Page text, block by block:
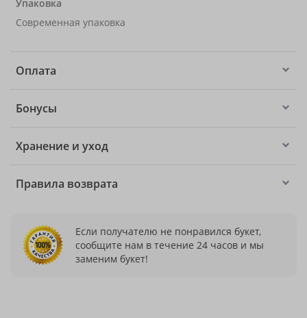
Упаковка
Современная упаковка
Оплата
Бонусы
Хранение и уход
Правила возврата
Если получателю не понравился букет,
сообщите нам в течение 24 часов и мы
заменим букет!